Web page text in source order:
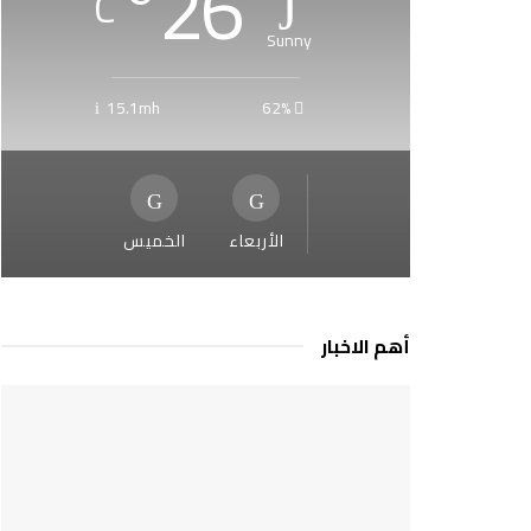
Sunny
62%
15.1mh
الأربعاء الخميس
أهم الاخبار